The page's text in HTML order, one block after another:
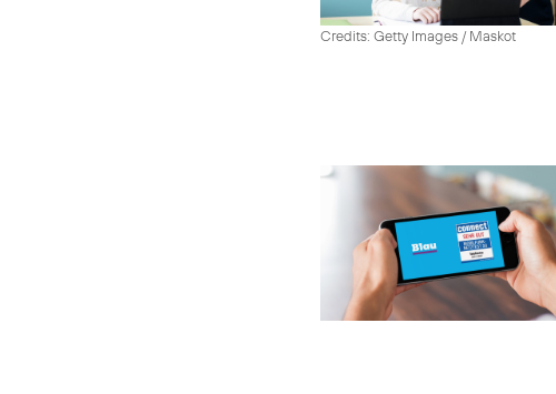
Credits: Getty Images / Maskot